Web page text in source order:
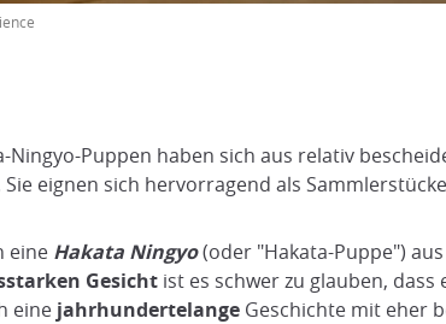
Ningyo-Puppen haben sich aus relativ
Sie eignen sich hervorragend als
eine Hakata Ningyo(oder "Hakata-Puppe")
Gesicht ist es schwer zu glauben,
eine jahrhundertelange Geschichte mit eher